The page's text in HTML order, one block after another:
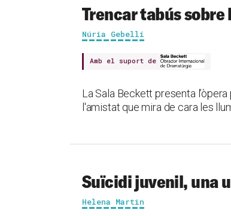
Trencar tabús
Núria Gebellí
Amb el suport de
La Sala Beckett presenta
l'amistat que mira de cara les
Suïcidi juvenil, una
Helena Martin